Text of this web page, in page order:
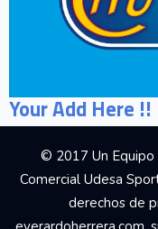
Your Add Here !!
© 2017 Un Equipo
Comercial Udesa
derechos de